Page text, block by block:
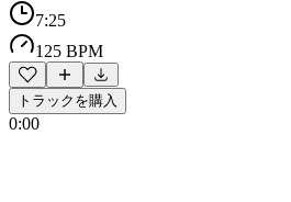
7:25
125 BPM
トラックを購入
0:00